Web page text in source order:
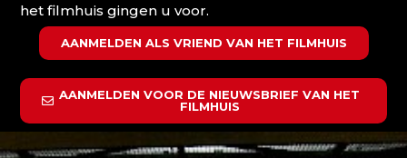
het filmhuis gingen u voor.
AANMELDEN ALS VRIEND VAN HET FILMHUIS
AANMELDEN VOOR DE NIEUWSBRIEF VAN HET
FILMHUIS